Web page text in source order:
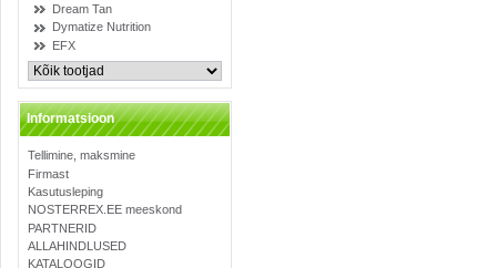
Dream Tan
Dymatize Nutrition
EFX
Informatsioon
Tellimine, maksmine
Firmast
Kasutusleping
NOSTERREX.EE meeskond
PARTNERID
ALLAHINDLUSED
KATALOOGID